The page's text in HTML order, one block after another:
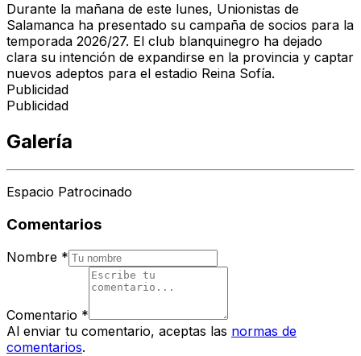
Durante la mañana de este lunes, Unionistas de
Salamanca ha presentado su campaña de socios para la
temporada 2026/27. El club blanquinegro ha dejado
clara su intención de expandirse en la provincia y captar
nuevos adeptos para el estadio Reina Sofía.
Publicidad
Publicidad
Galería
Espacio Patrocinado
Comentarios
Nombre *
Comentario *
Al enviar tu comentario, aceptas las normas de
comentarios.